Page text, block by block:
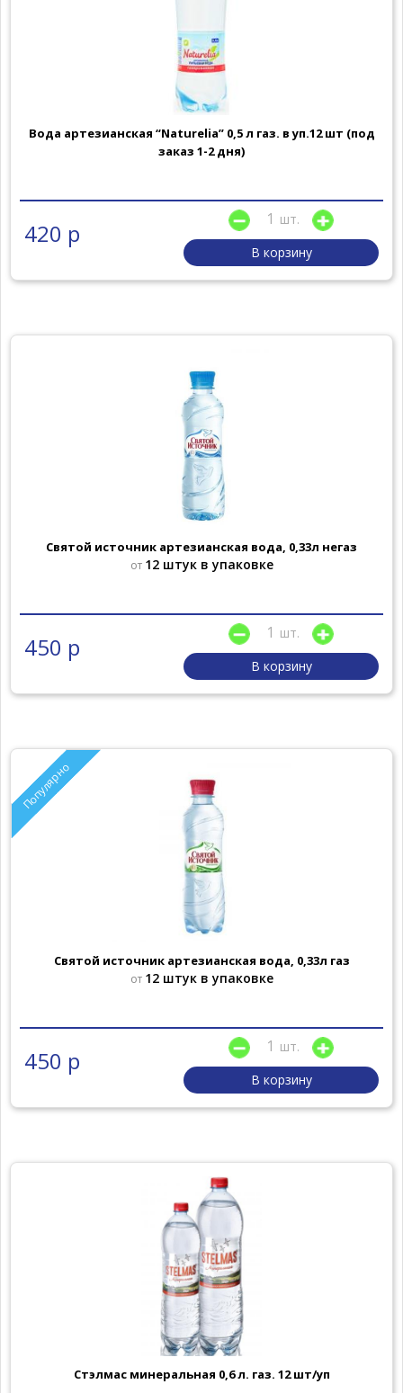
Вода артезианская “Naturelia” 0,5 л газ. в уп.12 шт (под
заказ 1-2 дня)
420 р
шт.
В корзину
Святой источник артезианская вода, 0,33л негаз
от 12 штук в упаковке
450 р
шт.
В корзину
Популярно
Святой источник артезианская вода, 0,33л газ
от 12 штук в упаковке
450 р
шт.
В корзину
Стэлмас минеральная 0,6 л. газ. 12 шт/уп